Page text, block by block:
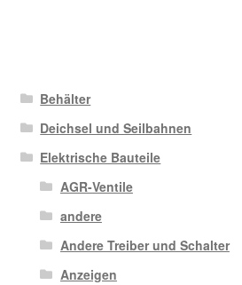
Behälter
Deichsel und Seilbahnen
Elektrische Bauteile
AGR-Ventile
andere
Andere Treiber und Schalter
Anzeigen